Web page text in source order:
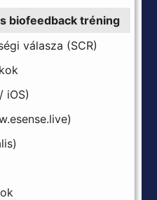
biofeedback tréning
válasza (SCR)
iOS)